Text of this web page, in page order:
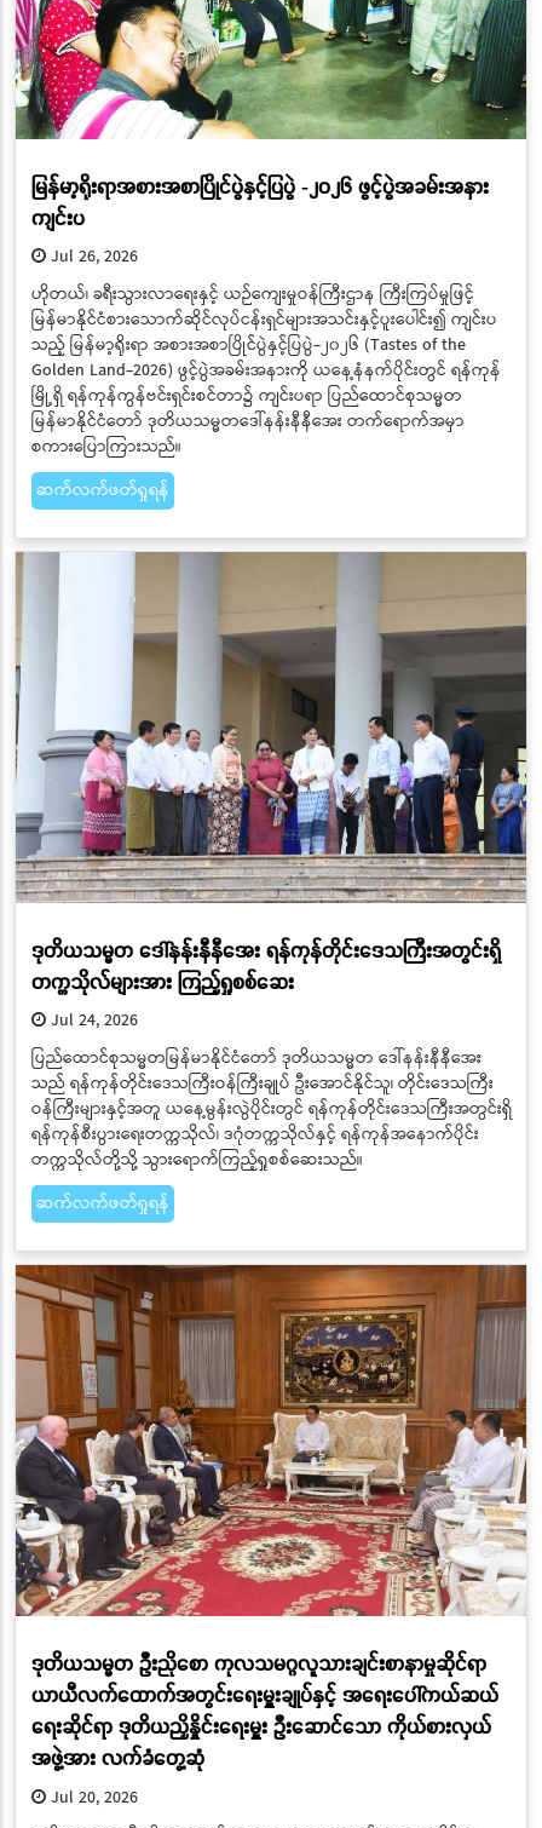
မြန်မာ့ရိုးရာအစားအစာပြိုင်ပွဲနှင့်ပြပွဲ -၂၀၂၆ ဖွင့်ပွဲအခမ်းအနား
ကျင်းပ
Jul 26, 2026
ဟိုတယ်၊ ခရီးသွားလာရေးနှင့် ယဉ်ကျေးမှုဝန်ကြီးဌာန ကြီးကြပ်မှုဖြင့်
မြန်မာနိုင်ငံစားသောက်ဆိုင်လုပ်ငန်းရှင်များအသင်းနှင့်ပူးပေါင်း၍ ကျင်းပ
သည့် မြန်မာ့ရိုးရာ အစားအစာပြိုင်ပွဲနှင့်ပြပွဲ-၂၀၂၆ (Tastes of the
Golden Land-2026) ဖွင့်ပွဲအခမ်းအနားကို ယနေ့နံနက်ပိုင်းတွင် ရန်ကုန်
မြို့ရှိ ရန်ကုန်ကွန်ဗင်းရှင်းစင်တာ၌ ကျင်းပရာ ပြည်ထောင်စုသမ္မတ
မြန်မာနိုင်ငံတော် ဒုတိယသမ္မတဒေါ်နန်းနီနီအေး တက်ရောက်အမှာ
စကားပြောကြားသည်။
ဆက်လက်ဖတ်ရှုရန်
ဒုတိယသမ္မတ ဒေါ်နန်းနီနီအေး ရန်ကုန်တိုင်းဒေသကြီးအတွင်းရှိ
တက္ကသိုလ်များအား ကြည့်ရှုစစ်ဆေး
Jul 24, 2026
ပြည်ထောင်စုသမ္မတမြန်မာနိုင်ငံတော် ဒုတိယသမ္မတ ဒေါ်နန်းနီနီအေး
သည် ရန်ကုန်တိုင်းဒေသကြီးဝန်ကြီးချုပ် ဦးအောင်နိုင်သူ၊ တိုင်းဒေသကြီး
ဝန်ကြီးများနှင့်အတူ ယနေ့မွန်းလွဲပိုင်းတွင် ရန်ကုန်တိုင်းဒေသကြီးအတွင်းရှိ
ရန်ကုန်စီးပွားရေးတက္ကသိုလ်၊ ဒဂုံတက္ကသိုလ်နှင့် ရန်ကုန်အနောက်ပိုင်း
တက္ကသိုလ်တို့သို့ သွားရောက်ကြည့်ရှုစစ်ဆေးသည်။
ဆက်လက်ဖတ်ရှုရန်
ဒုတိယသမ္မတ ဦးညိုစော ကုလသမဂ္ဂလူသားချင်းစာနာမှုဆိုင်ရာ
ယာယီလက်ထောက်အတွင်းရေးမှူးချုပ်နှင့် အရေးပေါ်ကယ်ဆယ်
ရေးဆိုင်ရာ ဒုတိယညှိနှိုင်းရေးမှူး ဦးဆောင်သော ကိုယ်စားလှယ်
အဖွဲ့အား လက်ခံတွေ့ဆုံ
Jul 20, 2026